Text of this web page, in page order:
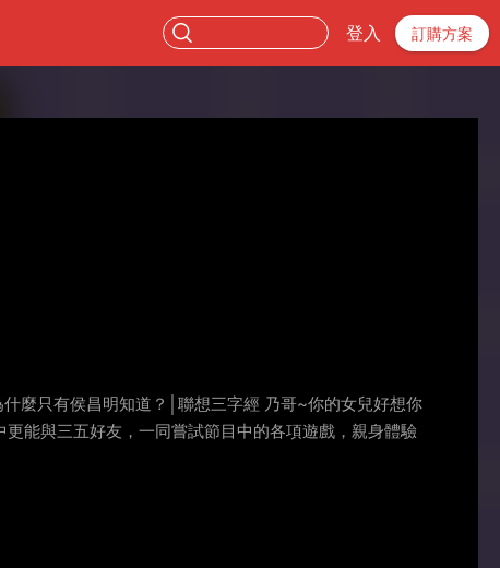
登入 訂購方案
麼只有侯昌明知道？│聯想三字經 乃哥~你的女兒好想你
能與三五好友，一同嘗試節目中的各項遊戲，親身體驗